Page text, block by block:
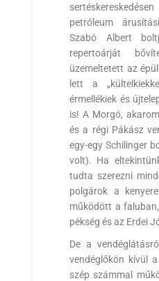
petróleum
Szabó Albert
repertoárját
üzemeltetett az
lett a
érmellékiek és
is! A Morgó,
és a régi Pákász
egy-egy Schilinger
volt). Ha
tudta szerezni
polgárok a
működött a
pékség és az Erdei
De a
vendéglőkön kívül
szép számmal